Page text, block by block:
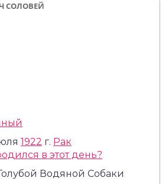
СОЛОВЕЙ
1922 г. Рак
в этот день?
Водяной Собаки